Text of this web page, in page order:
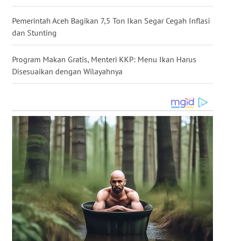
Pemerintah Aceh Bagikan 7,5 Ton Ikan Segar Cegah Inflasi
dan Stunting
Program Makan Gratis, Menteri KKP: Menu Ikan Harus
Disesuaikan dengan Wilayahnya
KALTIM
SULSEL
WN
SULUT
WN
MALUT
WN